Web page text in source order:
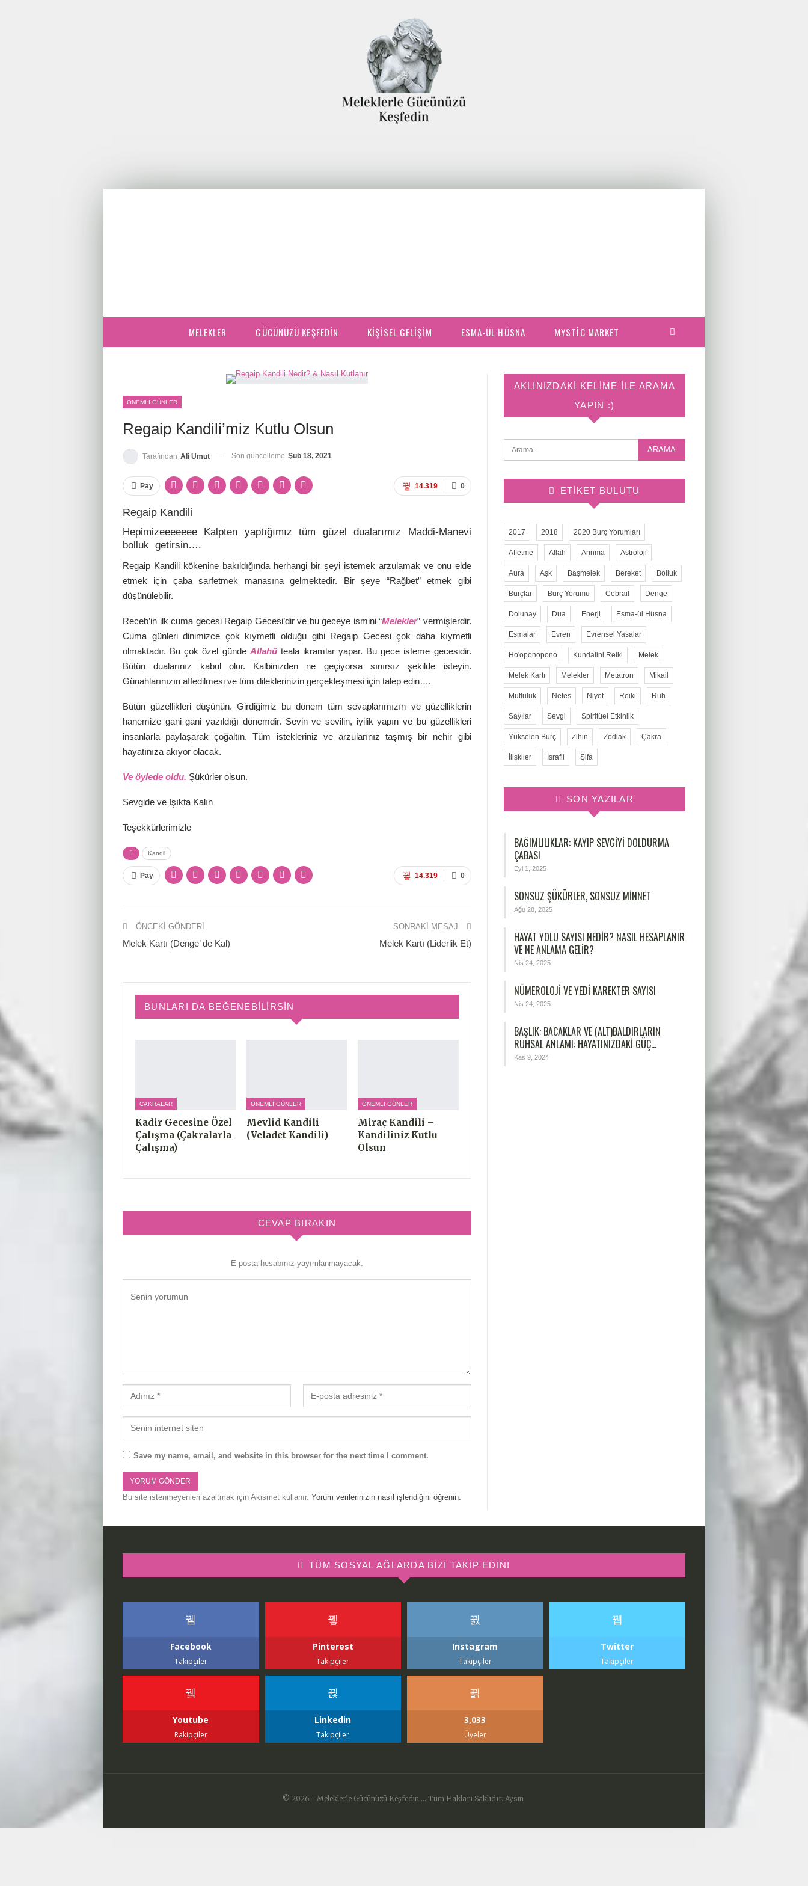
MELEKLER GÜCÜNÜZÜ KEŞFEDIN KIŞISEL GELIŞIM ESMA-ÜL HÜSNA MYSTIC MARKET
ÖNEMLI GÜNLER
Regaip Kandili’miz Kutlu Olsun
Tarafından Ali Umut Son güncelleme Şub 18, 2021
0
14.319
Pay
Regaip Kandili
Hepimizeeeeeee Kalpten yaptığımız tüm güzel dualarımız Maddi-Manevi
bolluk getirsin….
Regaip Kandili kökenine bakıldığında herhangi bir şeyi istemek arzulamak ve onu elde
etmek için çaba sarfetmek manasına gelmektedir. Bir şeye “Rağbet” etmek gibi
düşünülebilir.
Receb’in ilk cuma gecesi Regaip Gecesi’dir ve bu geceye ismini “Melekler” vermişlerdir.
Cuma günleri dinimizce çok kıymetli olduğu gibi Regaip Gecesi çok daha kıymetli
olmaktadır. Bu çok özel günde Allahüteala ikramlar yapar. Bu gece isteme gecesidir.
Bütün dualarınız kabul olur. Kalbinizden ne geçiyorsa sınırsız şekilde isteyin.
Günahlarınızın affedilmesi ve tüm dileklerinizin gerçekleşmesi için talep edin….
Bütün güzellikleri düşünün. Girdiğimiz bu dönem tüm sevaplarımızın ve güzelliklerin
hanemize gani gani yazıldığı dönemdir. Sevin ve sevilin, iyilik yapın ve bu güzellikleri
insanlarla paylaşarak çoğaltın. Tüm istekleriniz ve arzularınız taşmış bir nehir gibi
hayatınıza akıyor olacak.
Ve öylede oldu. Şükürler olsun.
Sevgide ve Işıkta Kalın
Teşekkürlerimizle
Kandil
0
14.319
Pay
ÖNCEKI GÖNDERI
Melek Kartı (Denge’ de Kal)
SONRAKI MESAJ
Melek Kartı (Liderlik Et)
BUNLARI DA BEĞENEBILIRSIN
ÇAKRALAR
Kadir Gecesine Özel
Çalışma (Çakralarla
Çalışma)
ÖNEMLI GÜNLER
Mevlid Kandili
(Veladet Kandili)
ÖNEMLI GÜNLER
Miraç Kandili –
Kandiliniz Kutlu
Olsun
CEVAP BIRAKIN
E-posta hesabınız yayımlanmayacak.
Save my name, email, and website in this browser for the next time I comment.
Bu site istenmeyenleri azaltmak için Akismet kullanır. Yorum verilerinizin nasıl işlendiğini öğrenin.
AKLINIZDAKI KELIME ILE ARAMA
YAPIN :)
ETIKET BULUTU
2017 2018 2020 Burç Yorumları
Affetme Allah Arınma Astroloji
Aura Aşk Başmelek Bereket Bolluk
Burçlar Burç Yorumu Cebrail Denge
Dolunay Dua Enerji Esma-ül Hüsna
Esmalar Evren Evrensel Yasalar
Ho'oponopono Kundalini Reiki Melek
Melek Kartı Melekler Metatron Mikail
Mutluluk Nefes Niyet Reiki Ruh
Sayılar Sevgi Spiritüel Etkinlik
Yükselen Burç Zihin Zodiak Çakra
İlişkiler İsrafil Şifa
SON YAZILAR
BAĞIMLILIKLAR: KAYIP SEVGIYI DOLDURMA
ÇABASI
Eyl 1, 2025
SONSUZ ŞÜKÜRLER, SONSUZ MINNET
Ağu 28, 2025
HAYAT YOLU SAYISI NEDIR? NASIL HESAPLANIR
VE NE ANLAMA GELIR?
Nis 24, 2025
NÜMEROLOJİ VE YEDİ KAREKTER SAYISI
Nis 24, 2025
BAŞLIK: BACAKLAR VE (ALT)BALDIRLARIN
RUHSAL ANLAMI: HAYATINIZDAKI GÜÇ…
Kas 9, 2024
TÜM SOSYAL AĞLARDA BIZI TAKIP EDIN!
Facebook
Takipçiler
Pinterest
Takipçiler
Instagram
Takipçiler
Twitter
Takipçiler
Youtube
Rakipçiler
Linkedin
Takipçiler
3,033
Üyeler
© 2026 - Meleklerle Gücünüzü Keşfedin.... Tüm Hakları Saklıdır. Aysın